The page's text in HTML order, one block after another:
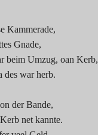
Kammerade,
Gnade,
beim Umzug, oan Kerb,
des war herb.
der Bande,
net kannte.